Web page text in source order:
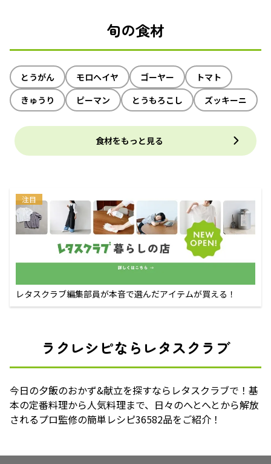
旬の食材
とうがん モロヘイヤ ゴーヤー
トマト
きゅうり
ピーマン とうもろこし ズッキーニ
食材をもっと見る
注目
レタスクラブ編集部員が本音で選んだアイテムが買える！
ラクレシピならレタスクラブ
今日の夕飯のおかず&献立を探すならレタスクラブで！基
本の定番料理から人気料理まで、日々のへとへとから解放
されるプロ監修の簡単レシピ36582品をご紹介！